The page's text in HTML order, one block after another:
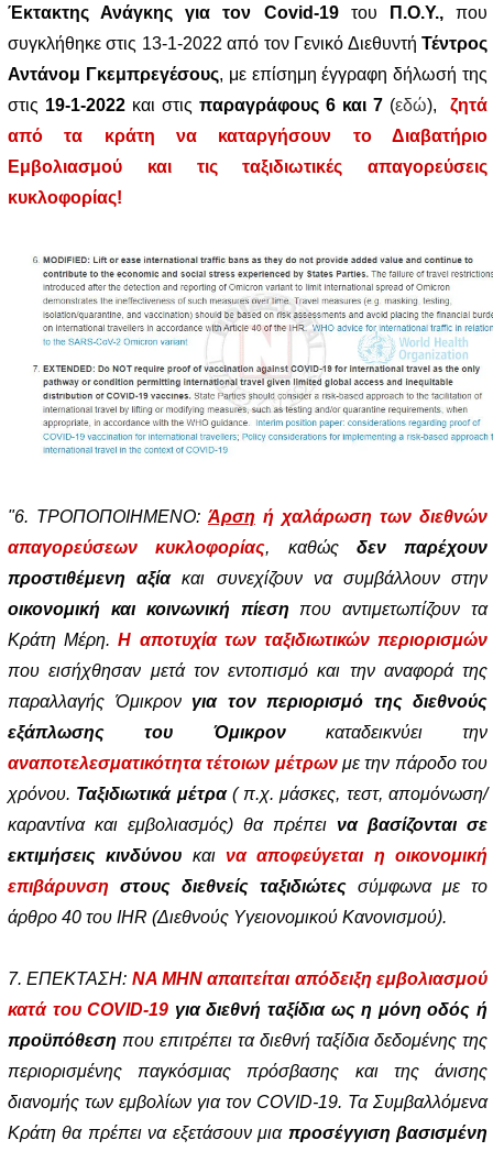
Έκτακτης Ανάγκης για τον Covid-19 του Π.Ο.Υ.,που
συγκλήθηκε στις 13-1-2022 από τον Γενικό Διεθυντή Τέντρος
Αντάνομ Γκεμπρεγέσους, με επίσημη έγγραφη δήλωσή της
στις 19-1-2022 και στις παραγράφους 6 και 7 (εδώ), ζητά
από τα κράτη να καταργήσουν το Διαβατήριο
Εμβολιασμού και τις ταξιδιωτικές απαγορεύσεις
κυκλοφορίας!
"6. ΤΡΟΠΟΠΟΙΗΜΕΝΟ: Άρση ή χαλάρωση των διεθνών
απαγορεύσεων κυκλοφορίας, καθώςδεν παρέχουν
προστιθέμενη αξίακαι συνεχίζουν να συμβάλλουν στην
οικονομική και κοινωνική πίεση που αντιμετωπίζουν τα
Κράτη Μέρη.Η αποτυχία των ταξιδιωτικών περιορισμών
που εισήχθησαν μετά τον εντοπισμό και την αναφορά της
παραλλαγής Όμικρον για τον περιορισμό της διεθνούς
εξάπλωσης του Όμικρον καταδεικνύει την
αναποτελεσματικότητα τέτοιων μέτρωνμε την πάροδο του
χρόνου. Ταξιδιωτικά μέτρα( π.χ. μάσκες, τεστ, απομόνωση/
καραντίνα και εμβολιασμός) θα πρέπει να βασίζονται σε
εκτιμήσεις κινδύνου και να αποφεύγεται η οικονομική
επιβάρυνση στους διεθνείς ταξιδιώτες σύμφωνα με το
άρθρο 40 του IHR (Διεθνούς Υγειονομικού Κανονισμού).
7. ΕΠΕΚΤΑΣΗ: ΝΑ ΜΗΝ απαιτείται απόδειξη εμβολιασμού
κατά του COVID-19 για διεθνή ταξίδια ως η μόνη οδός ή
προϋπόθεση που επιτρέπει τα διεθνή ταξίδια δεδομένης της
περιορισμένης παγκόσμιας πρόσβασης και της άνισης
διανομής των εμβολίων για τον COVID-19. Τα Συμβαλλόμενα
Κράτη θα πρέπει να εξετάσουν μιαπροσέγγιση βασισμένη